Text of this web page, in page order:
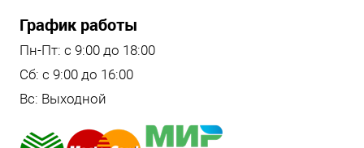
График работы
Пн-Пт: с 9:00 до 18:00
Сб: с 9:00 до 16:00
Вс: Выходной